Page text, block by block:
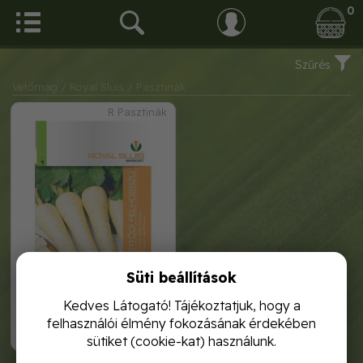
0
Szűrés
Vetőmag / Royal Sluis / Pasztinák
R Pasztinák
450,-
royal pasztinák fertődi
félhosszú 3g
Süti beállítások
Kedves Látogató! Tájékoztatjuk, hogy a
felhasználói élmény fokozásának érdekében
sütiket (cookie-kat) használunk.